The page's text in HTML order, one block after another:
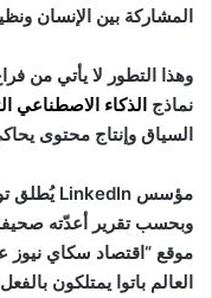
المشاركة بين الإنسان
وهذا التطور لا يأتي من
نماذج الذكاء الاصطناعي
السياق وإنتاج محتوى
مؤسس LinkedIn يُطلق توأمه
وبحسب تقرير أعدّته
موقع “اقتصاد سكاي نيوز
العالم باتوا يمتلكون